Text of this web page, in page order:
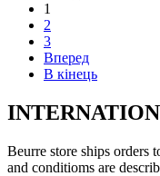
1
2
3
Вперед
В кінець
Beurre store ships orders
and conditioms are